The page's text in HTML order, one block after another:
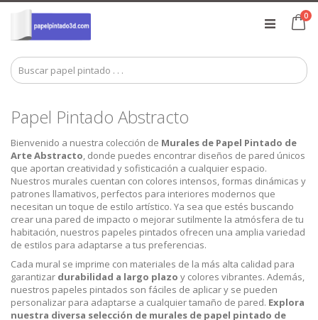
contenido
0
Papel Pintado Abstracto
Bienvenido a nuestra colección de Murales de Papel Pintado de
Arte Abstracto, donde puedes encontrar diseños de pared únicos
que aportan creatividad y sofisticación a cualquier espacio.
Nuestros murales cuentan con colores intensos, formas dinámicas y
patrones llamativos, perfectos para interiores modernos que
necesitan un toque de estilo artístico. Ya sea que estés buscando
crear una pared de impacto o mejorar sutilmente la atmósfera de tu
habitación, nuestros papeles pintados ofrecen una amplia variedad
de estilos para adaptarse a tus preferencias.
Cada mural se imprime con materiales de la más alta calidad para
garantizar durabilidad a largo plazo y colores vibrantes. Además,
nuestros papeles pintados son fáciles de aplicar y se pueden
personalizar para adaptarse a cualquier tamaño de pared. Explora
nuestra diversa selección de murales de papel pintado de